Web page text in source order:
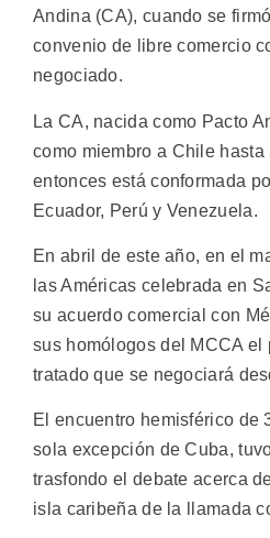
Andina (CA), cuando se
convenio de libre comercio
negociado.
La CA, nacida como Pacto
como miembro a Chile hasta
entonces está conformada
Ecuador, Perú y Venezuela.
En abril de este año, en el
las Américas celebrada en
su acuerdo comercial con
sus homólogos del MCCA el
tratado que se negociará
El encuentro hemisférico de
sola excepción de Cuba,
trasfondo el debate acerca
isla caribeña de la llamada